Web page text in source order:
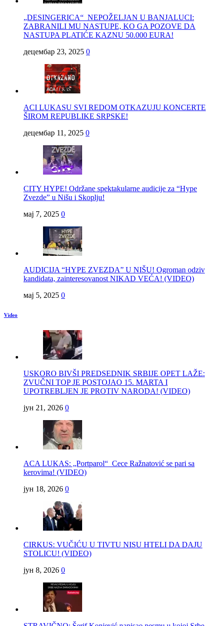
„DESINGERICA“ NEPOŽELJAN U BANJALUCI:
ZABRANILI MU NASTUPE, KO GA POZOVE DA
NASTUPA PLATIĆE KAZNU 50.000 EURA!
децембар 23, 2025 0
ACI LUKASU SVI REDOM OTKAZUJU KONCERTE
ŠIROM REPUBLIKE SRPSKE!
децембар 11, 2025 0
CITY HYPE! Održane spektakularne audicije za “Hype
Zvezde” u Nišu i Skoplju!
мај 7, 2025 0
AUDICIJA “HYPE ZVEZDA” U NIŠU! Ogroman odziv
kandidata, zainteresovanost NIKAD VEĆA! (VIDEO)
мај 5, 2025 0
Video
USKORO BIVŠI PREDSEDNIK SRBIJE OPET LAŽE:
ZVUČNI TOP JE POSTOJAO 15. MARTA I
UPOTREBLJEN JE PROTIV NARODA! (VIDEO)
јун 21, 2026 0
ACA LUKAS: „Portparol“ Cece Ražnatović se pari sa
kerovima! (VIDEO)
јун 18, 2026 0
CIRKUS: VUČIĆU U TIVTU NISU HTELI DA DAJU
STOLICU! (VIDEO)
јун 8, 2026 0